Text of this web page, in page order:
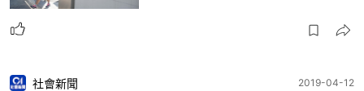
社會新聞 2019-04-12